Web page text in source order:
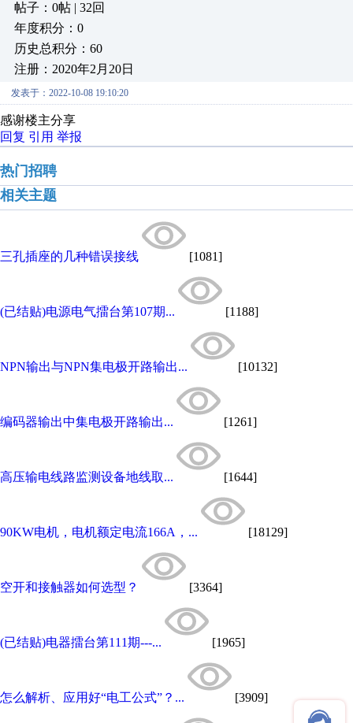
帖子：0帖 | 32回
年度积分：0
历史总积分：60
注册：2020年2月20日
发表于：2022-10-08 19:10:20
感谢楼主分享
回复 引用 举报
热门招聘
相关主题
三孔插座的几种错误接线 [1081]
(已结贴)电源电气擂台第107期... [1188]
NPN输出与NPN集电极开路输出... [10132]
编码器输出中集电极开路输出... [1261]
高压输电线路监测设备地线取... [1644]
90KW电机，电机额定电流166A，... [18129]
空开和接触器如何选型？ [3364]
(已结贴)电器擂台第111期---... [1965]
怎么解析、应用好“电工公式”？... [3909]